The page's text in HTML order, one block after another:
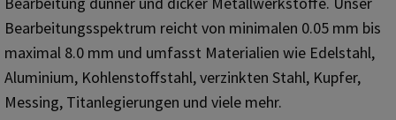
Bearbeitungsspektrum reicht von minimalen 0.05 mm bis
maximal 8.0 mm und umfasst Materialien wie Edelstahl,
Aluminium, Kohlenstoffstahl, verzinkten Stahl, Kupfer,
Messing, Titanlegierungen und viele mehr.